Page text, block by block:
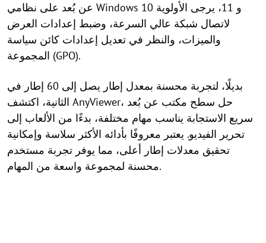
عن بُعد على نظامي Windows 10 و 11، يرجى الأولوية
لاتصال شبكة عالي السرعة، وضبط إعدادات العرض
والميزات، والنظر في تعديل إعدادات كائن سياسة
المجموعة (GPO).
بديلًا، لتجربة محسنة بمعدل إطار يصل إلى 60 إطار في
الثانية، اكتشف AnyViewer، حل سطح مكتب عن بُعد
سريع الاستجابة يناسب مهام مختلفة، بدءًا من الألعاب إلى
تحرير الفيديو. يعتبر معروفًا بأدائه الأكثر سلاسة وإمكانية
تحقيق معدلات إطار أعلى، مما يوفر تجربة مستخدم
محسنة لمجموعة واسعة من المهام.